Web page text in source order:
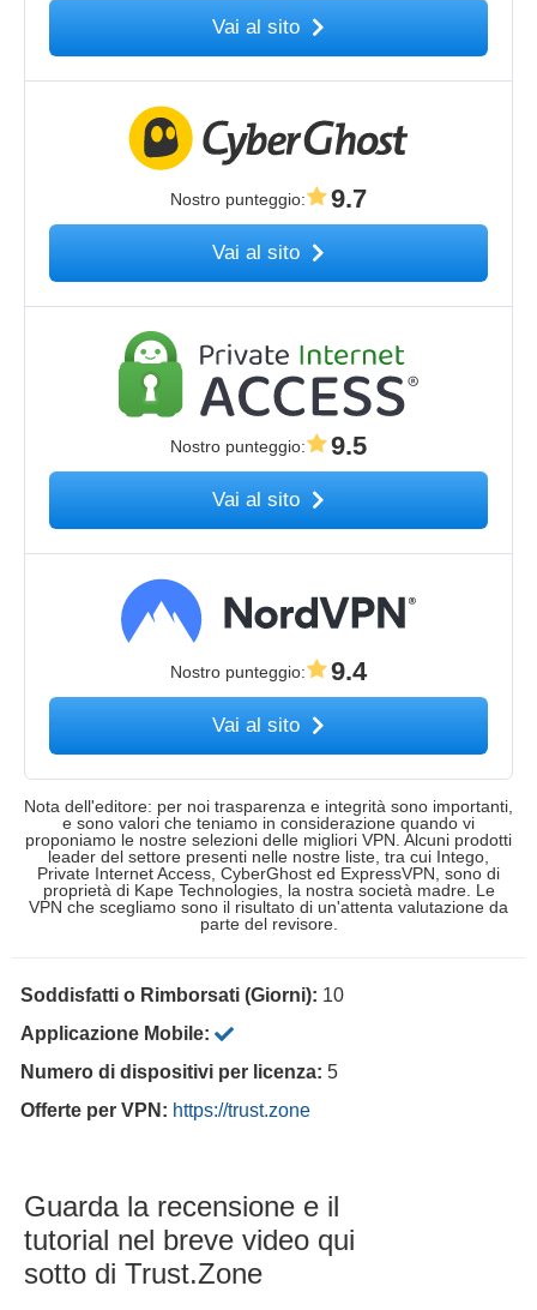
Vai al sito
Nostro punteggio: 9.7
Vai al sito
Nostro punteggio: 9.5
Vai al sito
Nostro punteggio: 9.4
Vai al sito
Nota dell'editore: per noi trasparenza e integrità sono importanti,
e sono valori che teniamo in considerazione quando vi
proponiamo le nostre selezioni delle migliori VPN. Alcuni prodotti
leader del settore presenti nelle nostre liste, tra cui Intego,
Private Internet Access, CyberGhost ed ExpressVPN, sono di
proprietà di Kape Technologies, la nostra società madre. Le
VPN che scegliamo sono il risultato di un'attenta valutazione da
parte del revisore.
Soddisfatti o Rimborsati (Giorni): 10
Applicazione Mobile:
Numero di dispositivi per licenza: 5
Offerte per VPN: https://trust.zone
Guarda la recensione e il
tutorial nel breve video qui
sotto di Trust.Zone